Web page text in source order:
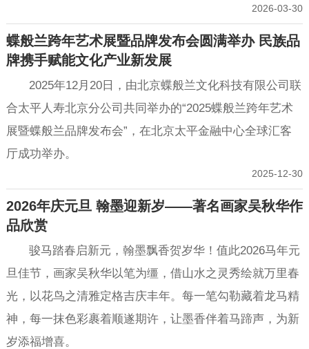
2026-03-30
蝶般兰跨年艺术展暨品牌发布会圆满举办 民族品
牌携手赋能文化产业新发展
2025年12月20日，由北京蝶般兰文化科技有限公司联
合太平人寿北京分公司共同举办的“2025蝶般兰跨年艺术
展暨蝶般兰品牌发布会”，在北京太平金融中心全球汇客
厅成功举办。
2025-12-30
2026年庆元旦 翰墨迎新岁——著名画家吴秋华作
品欣赏
骏马踏春启新元，翰墨飘香贺岁华！值此2026马年元
旦佳节，画家吴秋华以笔为缰，借山水之灵秀绘就万里春
光，以花鸟之清雅定格吉庆丰年。每一笔勾勒藏着龙马精
神，每一抹色彩裹着顺遂期许，让墨香伴着马蹄声，为新
岁添福增喜。